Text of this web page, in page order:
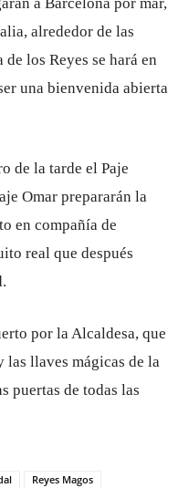
alrededor de las
los Reyes se hará en
una bienvenida abierta
de la tarde el Paje
Omar prepararán la
en compañía de
real que después
por la Alcaldesa, que
las llaves mágicas de la
puertas de todas las
Reyes Magos